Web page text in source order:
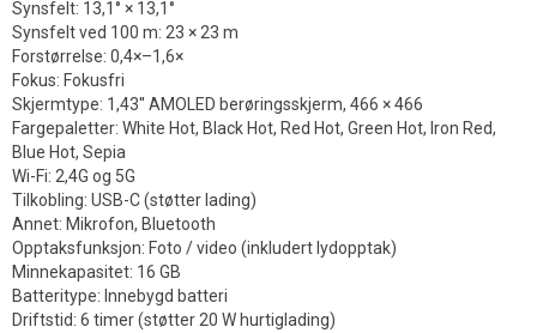
Synsfelt: 13,1° × 13,1°
Synsfelt ved 100 m: 23 × 23 m
Forstørrelse: 0,4×–1,6×
Fokus: Fokusfri
Skjermtype: 1,43'' AMOLED berøringsskjerm, 466 × 466
Fargepaletter: White Hot, Black Hot, Red Hot, Green Hot, Iron Red,
Blue Hot, Sepia
Wi-Fi: 2,4G og 5G
Tilkobling: USB-C (støtter lading)
Annet: Mikrofon, Bluetooth
Opptaksfunksjon: Foto / video (inkludert lydopptak)
Minnekapasitet: 16 GB
Batteritype: Innebygd batteri
Driftstid: 6 timer (støtter 20 W hurtiglading)